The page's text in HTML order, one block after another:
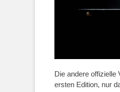
Die andere
ersten Edition, nur